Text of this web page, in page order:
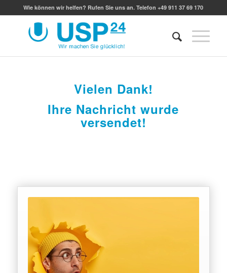
Wie können wir helfen? Rufen Sie uns an. Telefon +49 911 37 69 170
Vielen Dank!
Ihre Nachricht wurde
versendet!